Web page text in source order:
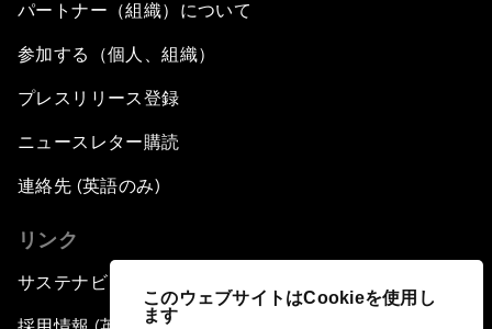
このウェブサイトはCookieを使用し
ます
パートナー（組織）について
参加する（個人、組織）
プレスリリース登録
ニュースレター購読
連絡先 (英語のみ)
リンク
サステナビリティへの取り組み